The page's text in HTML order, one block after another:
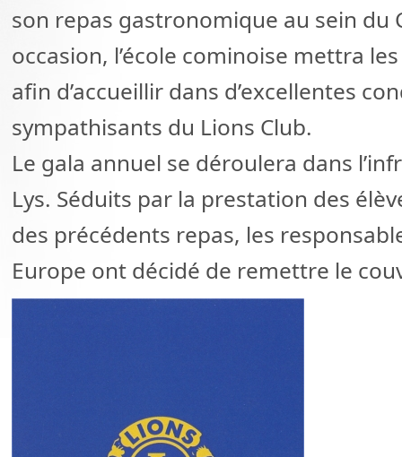
son repas gastronomique au sein du
occasion, l’école cominoise mettra
afin d’accueillir dans d’excellentes
sympathisants du Lions Club.
Le gala annuel se déroulera dans
Lys. Séduits par la prestation des
des précédents repas, les
Europe ont décidé de remettre le